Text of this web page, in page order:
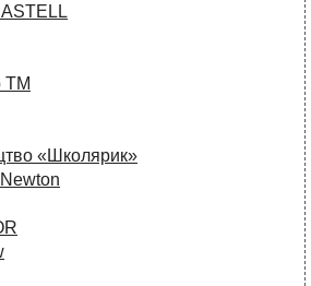
ТМ
«Школярик»